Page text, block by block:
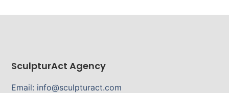
SculpturAct Agency
Email: info@sculpturact.com